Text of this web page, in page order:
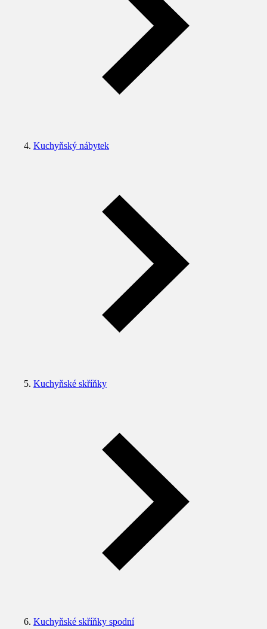
Kuchyňský nábytek
Kuchyňské skříňky
Kuchyňské skříňky spodní